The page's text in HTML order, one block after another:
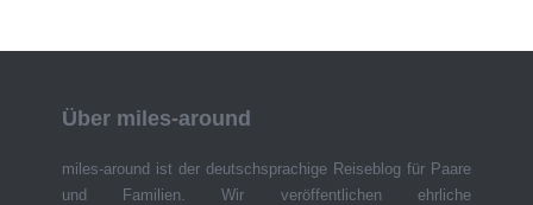
Über miles-around
miles-around ist der deutschsprachige Reiseblog für Paare
und Familien. Wir veröffentlichen ehrliche